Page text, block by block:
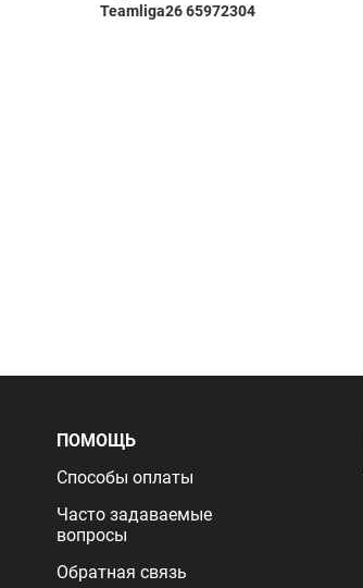
Teamliga26 65972304
ПОМОЩЬ
Способы оплаты
Часто задаваемые
вопросы
Обратная связь